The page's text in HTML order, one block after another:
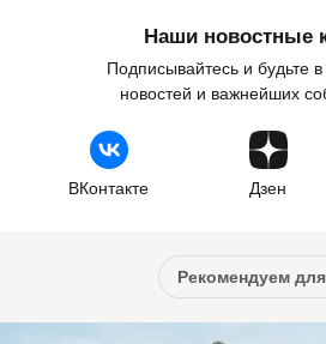
Наши новостные
Подписывайтесь и будьте
новостей и важнейших
ВКонтакте Дзен
Рекомендуем